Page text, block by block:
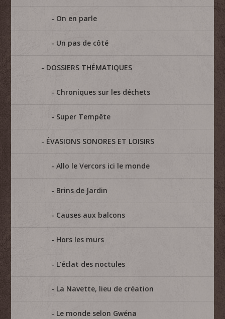
On en parle
Un pas de côté
DOSSIERS THÉMATIQUES
Chroniques sur les déchets
Super Tempête
ÉVASIONS SONORES ET LOISIRS
Allo le Vercors ici le monde
Brins de Jardin
Causes aux balcons
Hors les murs
L'éclat des noctules
La Navette, lieu de création
Le monde selon Gwéna